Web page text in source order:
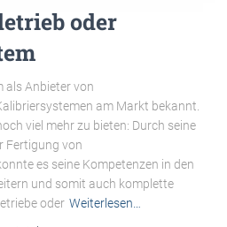
oder
als Anbieter von
am Markt bekannt.
viel mehr zu bieten: Durch seine
Fertigung von
es seine Kompetenzen in den
und somit auch komplette
oder Weiterlesen…